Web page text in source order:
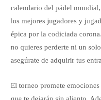
calendario del pádel
los mejores jugadores y
épica por la codiciada
no quieres perderte ni un
asegúrate de adquirir tus
El torneo promete